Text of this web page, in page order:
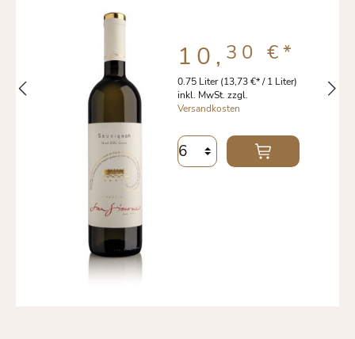
0.75 Liter(13,73 €* / 1 Liter)
inkl. MwSt. zzgl.
Versandkosten
10, 30 €*